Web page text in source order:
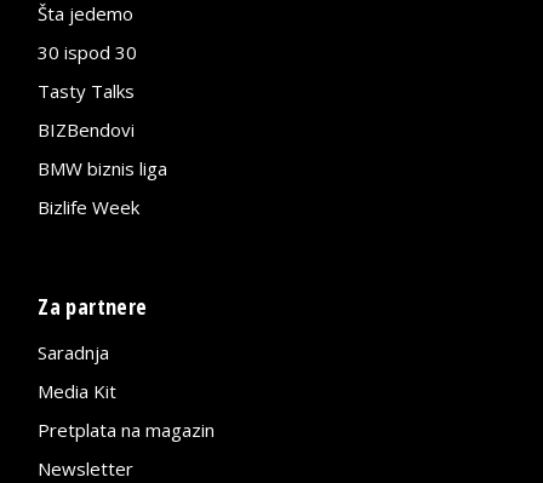
Šta jedemo
30 ispod 30
Tasty Talks
BIZBendovi
BMW biznis liga
Bizlife Week
Za partnere
Saradnja
Media Kit
Pretplata na magazin
Newsletter